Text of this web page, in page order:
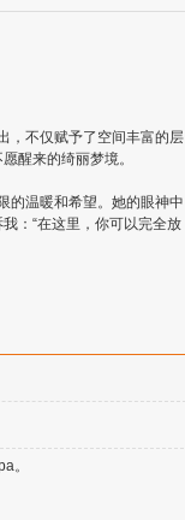
，不仅赋予了空间丰富的层
醒来的绮丽梦境。
的温暖和希望。她的眼神中
：“在这里，你可以完全放
。